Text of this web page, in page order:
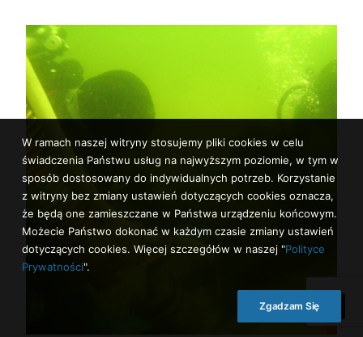
W ramach naszej witryny stosujemy pliki cookies w celu
świadczenia Państwu usług na najwyższym poziomie, w tym w
sposób dostosowany do indywidualnych potrzeb. Korzystanie
z witryny bez zmiany ustawień dotyczących cookies oznacza,
że będą one zamieszczane w Państwa urządzeniu końcowym.
Możecie Państwo dokonać w każdym czasie zmiany ustawień
dotyczących cookies. Więcej szczegółów w naszej "Polityce
Prywatności".
Zgadzam Się